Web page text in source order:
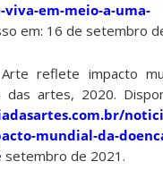
em-meio-a-uma-
em: 16 de setembro
reflete impacto
das artes, 2020.
mundial-da-
setembro de 2021.